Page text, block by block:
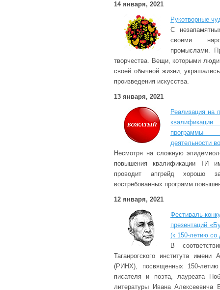
14 января, 2021
Рукотворные
С
своими
промыслами.
творчества. Вещи, которыми
своей обычной жизни,
произведения искусства.
13 января, 2021
Реализация на
программы
деятельности
Несмотря на сложную
повышения квалификации ТИ
проводит апгрейд хорошо
востребованных программ
12 января, 2021
Фестиваль-
презентаций
(к 150-летию со
В
Таганрогского института
(РИНХ), посвященных 150-
писателя и поэта, лауреата
литературы Ивана Алексеевича